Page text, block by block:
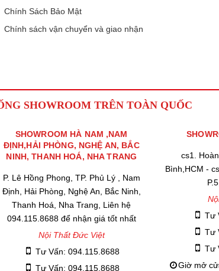
Chính Sách Bảo Mật
Chính sách vận chuyển và giao nhận
SHOWROOM TRÊN TOÀN QUỐC
SHOWROOM HÀ NAM ,NAM
ĐỊNH,HẢI PHÒNG, NGHỆ AN, BẮC
NINH, THANH HOÁ, NHA TRANG
P. Lê Hồng Phong, TP. Phủ Lý , Nam
Định, Hải Phòng, Nghệ An, Bắc Ninh,
Thanh Hoá, Nha Trang, Liên hệ
094.115.8688 để nhận giá tốt nhất
Nội Thất Đức Việt
Tư Vấn: 094.115.8688
Tư Vấn: 094.115.8688
cs1.
Bình,HCM -
Tư
Tư
Tư
Giờ mở